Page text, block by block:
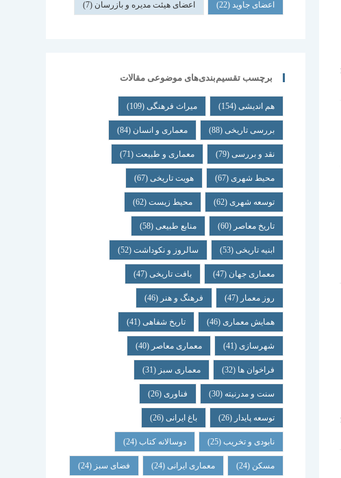
اعضای جاوید(22) اعضای هیئت مدیره و بازرسان (7)
برچسب تقسیم‌بندی‌های موضوعی مقالات
هم اندیشی(154) میراث فرهنگی(109)
بررسی تاریخی(88) معماری و انسان (84)
نقد و بررسی(79) معماری و طبیعت(71)
محیط شهری(67) هویت تاریخی(67)
توسعه شهری(62) محیط زیست(62)
تاریخ معاصر (60) منابع طبیعی(58)
ابنیه تاریخی(53) سالروز و نکوداشت(52)
معماری جهان (47) بافت تاریخی(47)
روز معمار (47) فرهنگ و هنر (46)
همایش معماری(46) تاریخ شفاهی(41)
شهرسازی(41) معماری معاصر (40)
فراخوان ها (32) معماری سبز (31)
سنت و مدرنیته (30) فناوری(26)
توسعه پایدار (26) باغ ایرانی(26)
نابودی و تخریب(25) دوسالانه کتاب(24)
مسکن (24) معماری ایرانی(24) فضای سبز (24)